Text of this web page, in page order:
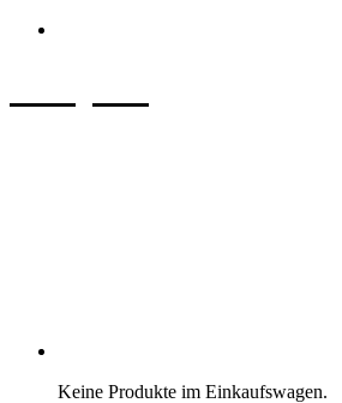
Zum
Keine Produkte im Einkaufswagen.